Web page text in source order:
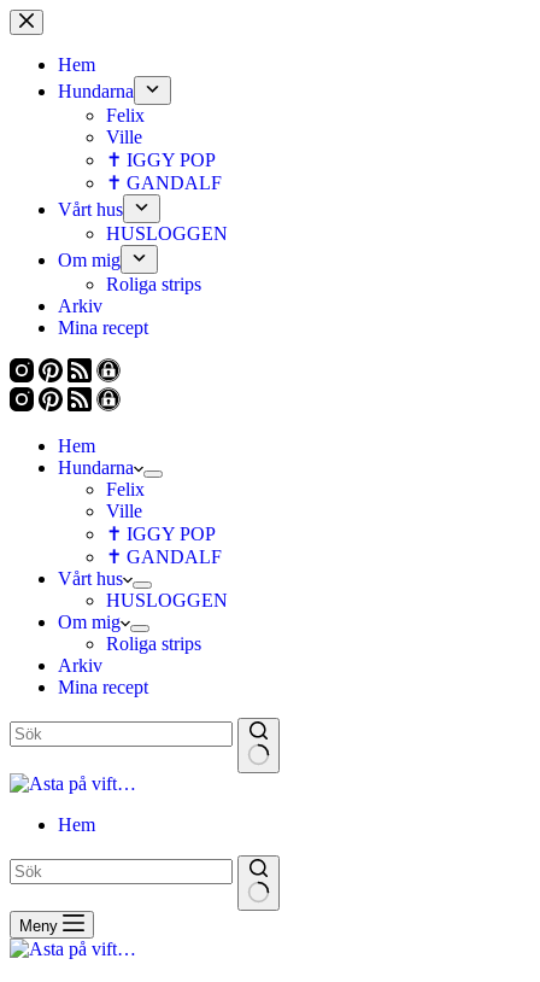
Hoppa
till
innehållHem
Hundarna
Felix
Ville
✝ IGGY POP
✝ GANDALF
Vårt hus
HUSLOGGEN
Om mig
Roliga strips
Arkiv
Mina recept
Hem
Hundarna
Felix
Ville
✝ IGGY POP
✝ GANDALF
Vårt hus
HUSLOGGEN
Om mig
Roliga strips
Arkiv
Mina recept
Hem
Meny